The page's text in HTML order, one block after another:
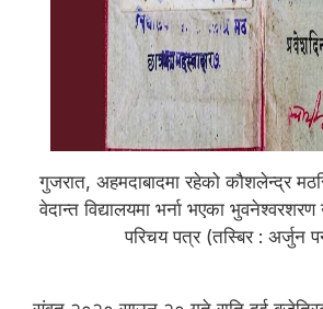
गुजरात, अहमदाबादमा रहेको कौशलेन्द्र
वेदान्त विद्यालयमा भर्ना भएका भुवनेश्वरशरण
परिचय पत्र (तस्बिर : अर्जुन